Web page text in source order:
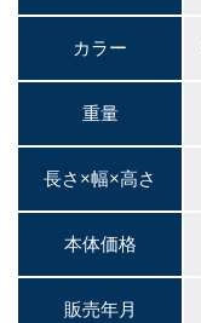
カラー
重量
長さ×幅×高さ
本体価格
販売年月